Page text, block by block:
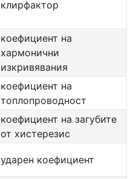
клирфактор
коефициент на
хармонични
изкривявания
коефициент на
топлопроводност
коефициент на загубите
от хистерезис
ударен коефициент